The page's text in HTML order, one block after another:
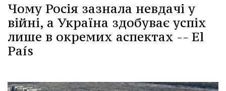
Чому Росія зазнала невдачі у
війні, а Україна здобуває успіх
лише в окремих аспектах -- El
País